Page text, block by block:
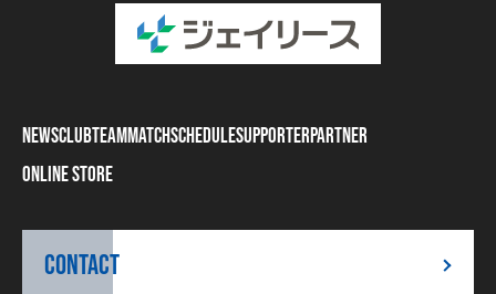
NEWSCLUBTEAMMATCHSCHEDULESUPPORTERPARTNER
ONLINE STORE
CONTACT